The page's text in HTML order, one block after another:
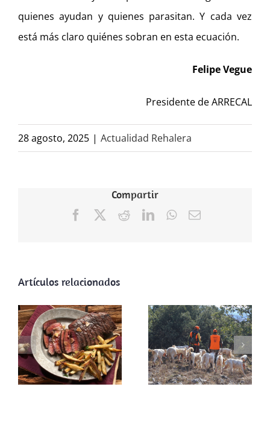
quienes ayudan y quienes parasitan. Y cada vez
está más claro quiénes sobran en esta ecuación.
Felipe Vegue
Presidente de ARRECAL
28 agosto, 2025 | Actualidad Rehalera
Compartir
FacebookRedditLinkedInWhatsApp
Correo
Artículos relacionados
Desperdicio
criminal
Gobierno de La
Rioja la adhesión
a la licencia
interautonómica
y reconocer a la
rehala como
actor clave en la